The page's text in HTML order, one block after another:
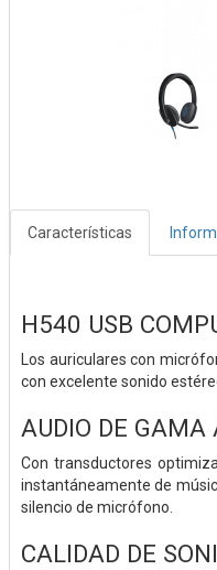
Características
H540 USB
Los auriculares con
con excelente sonido
AUDIO DE
Con transductores
instantáneamente de
silencio de micrófono.
CALIDAD DE